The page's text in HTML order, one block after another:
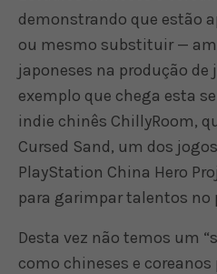
demonstrando que estão
ou mesmo substituir —
japoneses na produção de
exemplo que chega esta
indie chinês ChillyRoom,
Cursed Sand, um dos
PlayStation China Hero
para garimpar talentos no
Desta vez não temos um
como chineses e coreanos